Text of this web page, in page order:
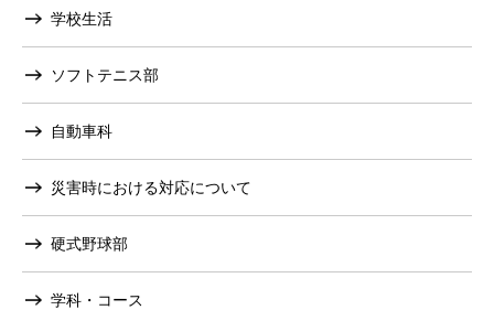
学校生活
ソフトテニス部
自動車科
災害時における対応について
硬式野球部
学科・コース